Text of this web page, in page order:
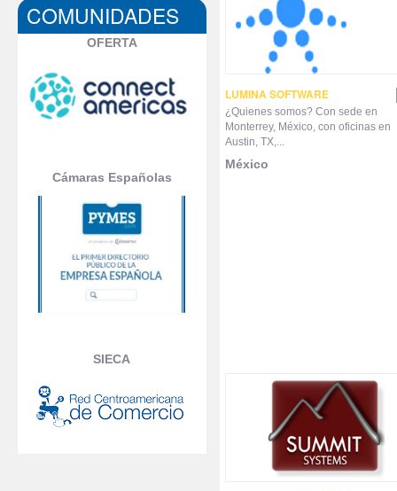
COMUNIDADES
OFERTA
Cámaras Españolas
SIECA
LUMINA SOFTWARE
¿Quienes somos? Con sede en
Monterrey, México, con oficinas en
Austin, TX,...
México